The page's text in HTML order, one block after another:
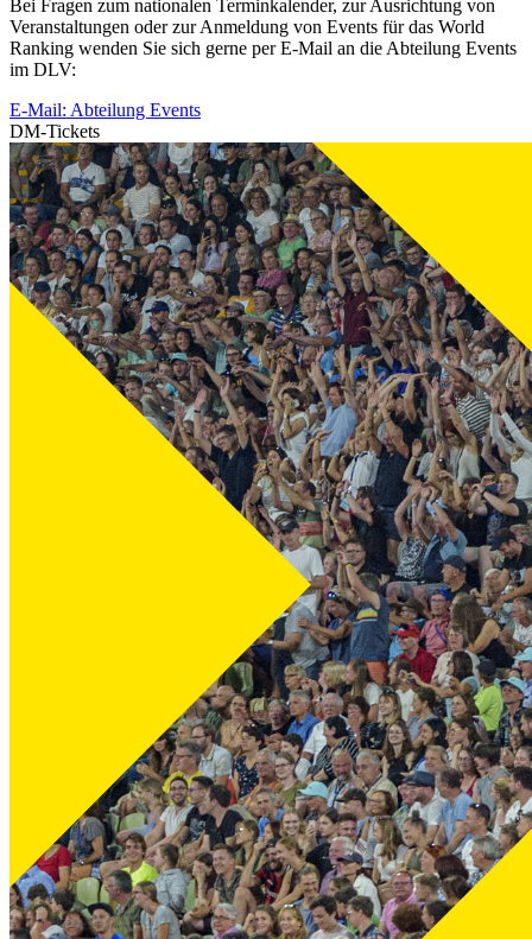
Bei Fragen zum nationalen Terminkalender, zur Ausrichtung von
Veranstaltungen oder zur Anmeldung von Events für das World
Ranking wenden Sie sich gerne per E-Mail an die Abteilung Events
im DLV:
E-Mail: Abteilung Events
DM-Tickets